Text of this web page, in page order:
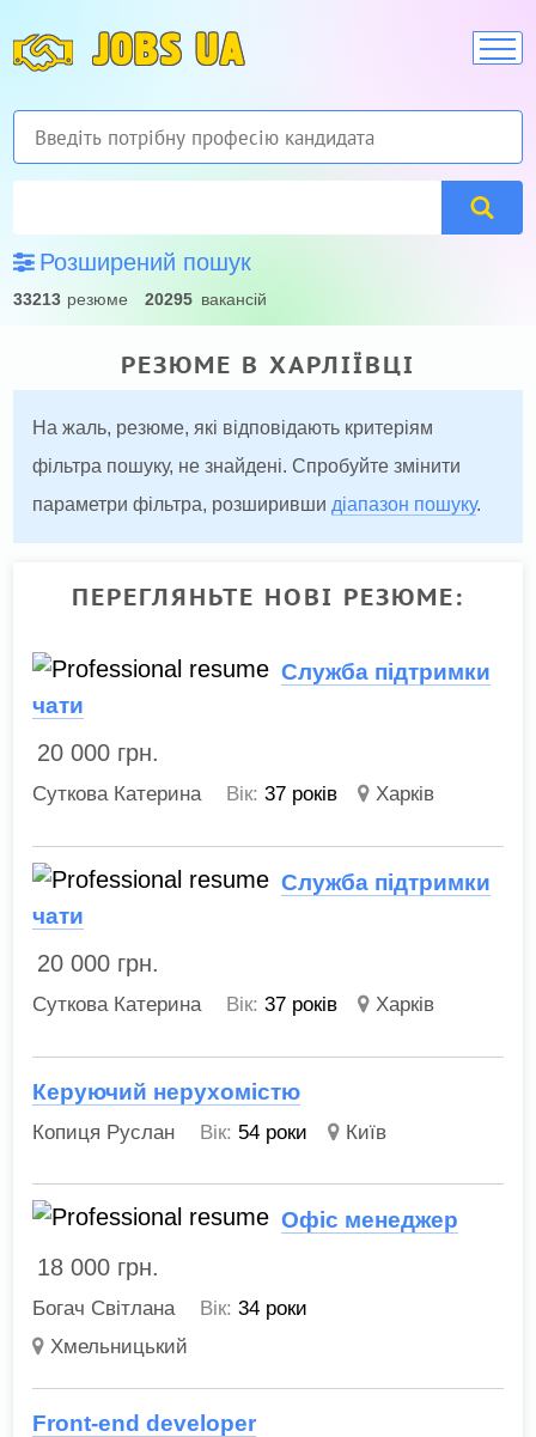
JOBS UA
Розширений пошук
33213 резюме 20295 вакансій
РЕЗЮМЕ В ХАРЛІЇВЦІ
На жаль, резюме, які відповідають критеріям
фільтра пошуку, не знайдені. Спробуйте змінити
параметри фільтра, розширивши діапазон пошуку.
ПЕРЕГЛЯНЬТЕ НОВІ РЕЗЮМЕ:
Служба підтримки
чати
20 000 грн.
Суткова Катерина Вік: 37 років Харків
Служба підтримки
чати
20 000 грн.
Суткова Катерина Вік: 37 років Харків
Керуючий нерухомістю
Копиця Руслан Вік: 54 роки Київ
Офіс менеджер
18 000 грн.
Богач Світлана Вік: 34 роки
Хмельницький
Front-end developer